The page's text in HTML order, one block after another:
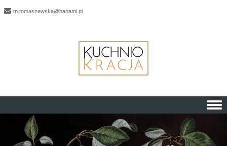
m.tomaszewska@hanami.pl
Skip to content